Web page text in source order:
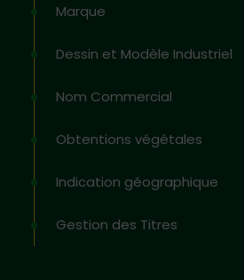
Marque
Dessin et Modèle Industriel
Nom Commercial
Obtentions végétales
Indication géographique
Gestion des Titres